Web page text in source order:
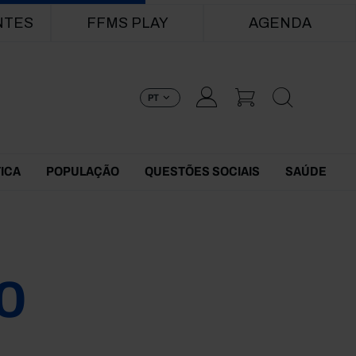
FFMS PLAY AGENDA
PT
POPULAÇÃO QUESTÕES SOCIAIS SAÚDE